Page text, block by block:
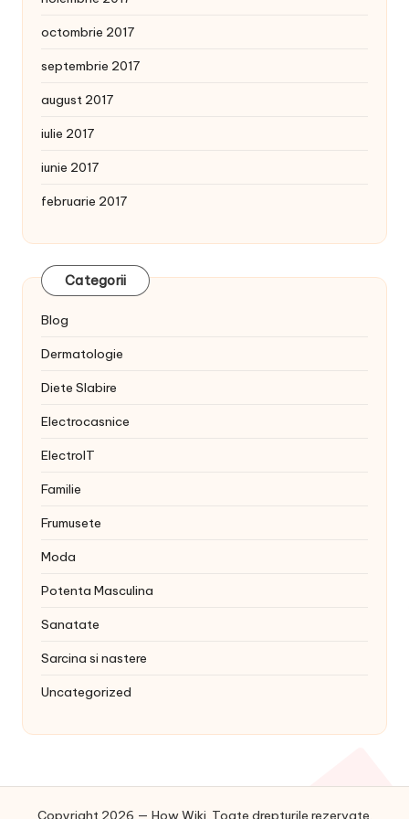
octombrie 2017
septembrie 2017
august 2017
iulie 2017
iunie 2017
februarie 2017
Categorii
Blog
Dermatologie
Diete Slabire
Electrocasnice
ElectroIT
Familie
Frumusete
Moda
Potenta Masculina
Sanatate
Sarcina si nastere
Uncategorized